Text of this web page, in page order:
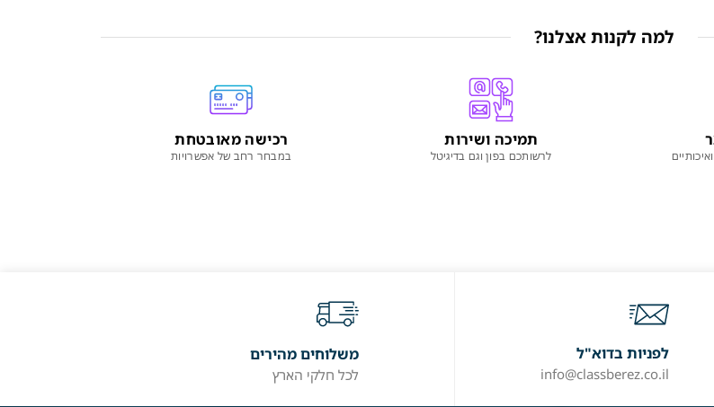
למה לקנות אצלנו?
תמיכה ושירות
לרשותכם בפון וגם בדיגיטל
רכישה מאובטחת
במבחר רחב של אפשרויות
לפניות בדוא"ל
info@classberez.co.il
משלוחים מהירים
לכל חלקי הארץ